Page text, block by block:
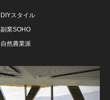
DIYスタイル
副業SOHO
自然農業派